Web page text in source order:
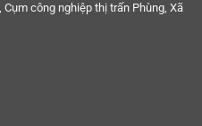
công nghiệp thị trấn Phùng, Xã